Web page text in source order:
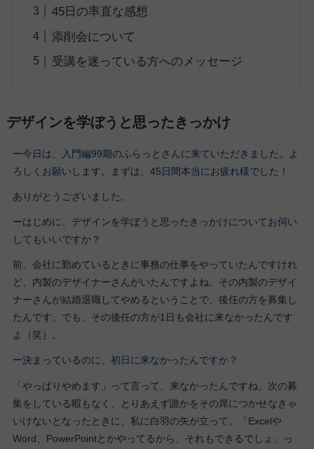
45日の率直な感想
添削会について
受講を迷っている方へのメッセージ
デザインを学ぼうと思ったきっかけ
ー今日は、入門編99期のふらっとさんに来ていただきました。よ
ろしくお願いします。
まずは、45日間本当にお疲れ様でした！
ありがとうございました。
ーはじめに、デザインを学ぼうと思ったきっかけについてお伺い
してもいいですか？
前、会社に勤めているときに事務の仕事をやっていたんですけれ
ど、内製のデザイナーさんがいたんですよね。その内製のデザイ
ナーさんが結婚退職してやめるということで、後任の方を募集し
たんです。でも、その後任の方が1日も会社に来なかったんです
よ（笑）。
ー決まっているのに、初日に来なかったんですか？
「やっぱりやめます」って言って、来なかったんですね。次の募
集をしている暇もなく、とりあえず誰かをその席につかせなきゃ
いけないとなったときに、私に白羽の矢が立って。「Excelや
Word、PowerPointとかやってるから、それもできるでしょ」っ